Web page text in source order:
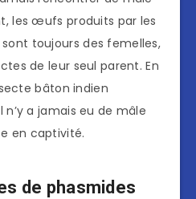
les œufs produits par les
toujours des femelles,
de leur seul parent. En
bâton indien
a jamais eu de mâle
en captivité.
de phasmides